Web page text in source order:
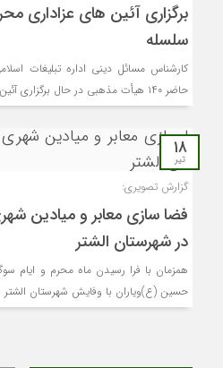
سلسله
کارشناس مسائل دینی اداره تبلیغات
حاضر ۱۴۰ هیأت مذهبی در حال برگزاری آئین های عزاداری محرم هستند
۱۸
تیر
گزارش تصویری:
فضا سازی معابر و میادین
در شهرستان الشتر
همزمان با فرا رسیدن ماه محرم و ایام
حسین (ع)ویاران با وفایش شهرستان